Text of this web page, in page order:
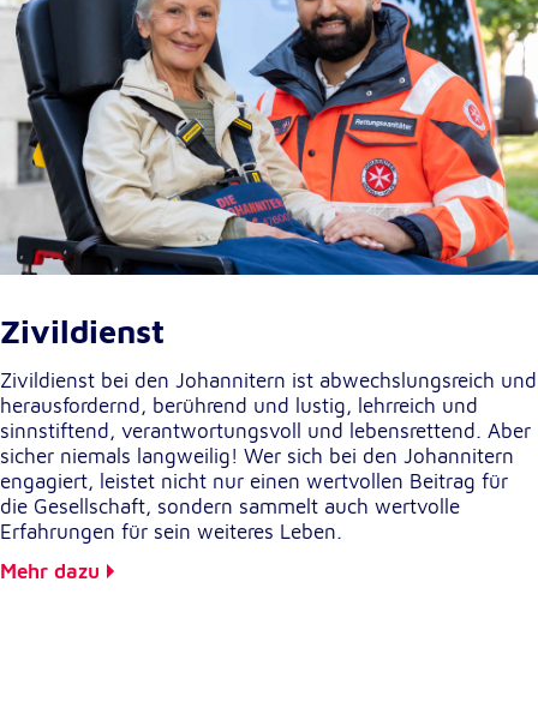
Zivildienst
Zivildienst bei den Johannitern ist abwechslungsreich und
herausfordernd, berührend und lustig, lehrreich und
sinnstiftend, verantwortungsvoll und lebensrettend. Aber
sicher niemals langweilig! Wer sich bei den Johannitern
engagiert, leistet nicht nur einen wertvollen Beitrag für
die Gesellschaft, sondern sammelt auch wertvolle
Erfahrungen für sein weiteres Leben.
Mehr dazu